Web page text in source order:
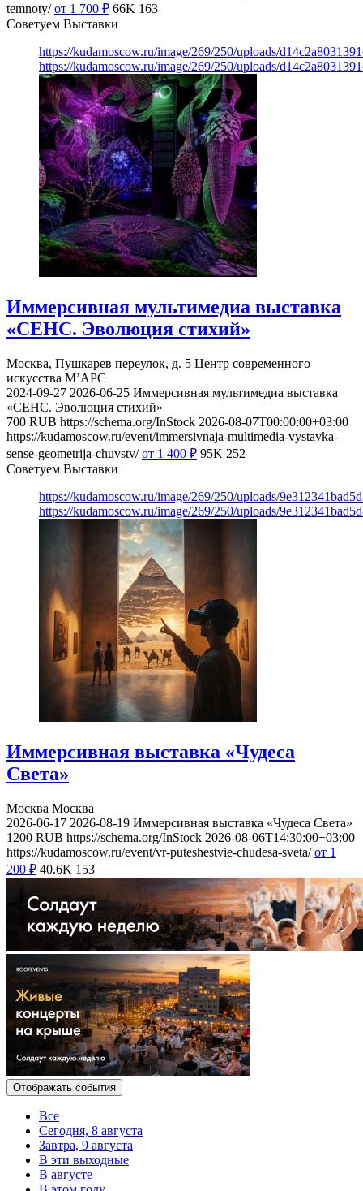
temnoty/ от 1 700 ₽ 66K 163
Советуем Выставки
https://kudamoscow.ru/image/269/250/uploads/
https://kudamoscow.ru/image/269/250/uploads/
Иммерсивная мультимедиа выставка
«СЕНС. Эволюция стихий»
Москва, Пушкарев переулок, д. 5 Центр современного
искусства М’АРС
2024-09-27 2026-06-25 Иммерсивная мультимедиа выставка
«СЕНС. Эволюция стихий»
700 RUB https://schema.org/InStock 2026-08-07T00:00:00+03:00
https://kudamoscow.ru/event/immersivnaja-multimedia-vystavka-
sense-geometrija-chuvstv/ от 1 400 ₽ 95K 252
Советуем Выставки
https://kudamoscow.ru/image/269/250/uploads/
https://kudamoscow.ru/image/269/250/uploads/
Иммерсивная выставка «Чудеса
Света»
Москва Москва
2026-06-17 2026-08-19 Иммерсивная выставка «Чудеса Света»
1200 RUB https://schema.org/InStock 2026-08-06T14:30:00+03:00
https://kudamoscow.ru/event/vr-puteshestvie-chudesa-sveta/ от 1
200 ₽ 40.6K 153
Отображать события
Все
Сегодня, 8 августа
Завтра, 9 августа
В эти выходные
В августе